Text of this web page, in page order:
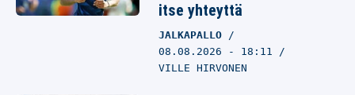
itse yhteyttä
JALKAPALLO
08.08.2026 - 18:11
VILLE HIRVONEN